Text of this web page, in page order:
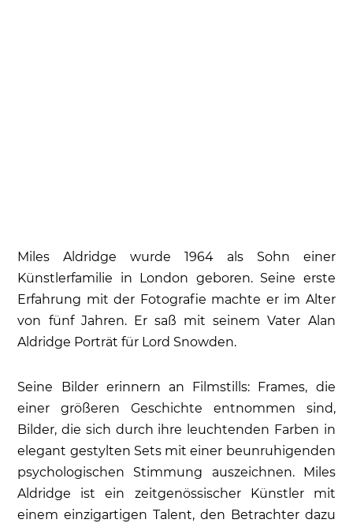
Miles Aldridge wurde 1964 als Sohn einer
Künstlerfamilie in London geboren. Seine erste
Erfahrung mit der Fotografie machte er im Alter
von fünf Jahren. Er saß mit seinem Vater Alan
Aldridge Porträt für Lord Snowden.
Seine Bilder erinnern an Filmstills: Frames, die
einer größeren Geschichte entnommen sind,
Bilder, die sich durch ihre leuchtenden Farben in
elegant gestylten Sets mit einer beunruhigenden
psychologischen Stimmung auszeichnen. Miles
Aldridge ist ein zeitgenössischer Künstler mit
einem einzigartigen Talent, den Betrachter dazu